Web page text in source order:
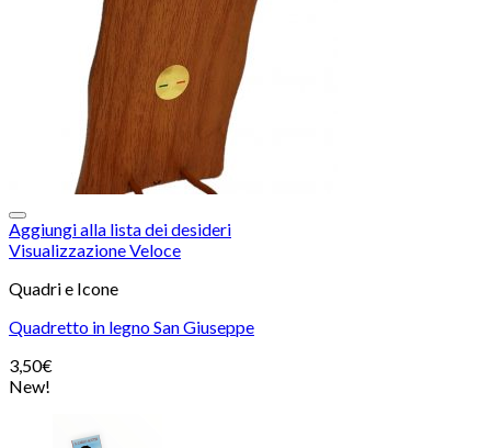
Aggiungi alla lista dei desideri
Visualizzazione Veloce
Quadri e Icone
Quadretto in legno San Giuseppe
3,50€
New!